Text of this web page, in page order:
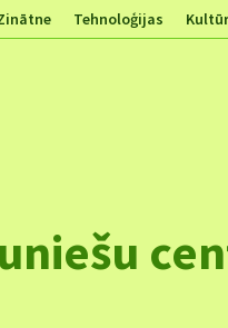
Tehnoloģijas